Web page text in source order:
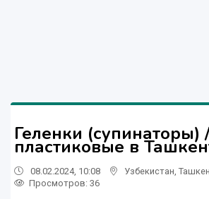
Геленки (супинаторы)
пластиковые в
08.02.2024, 10:08 Узбекистан
Просмотров: 36